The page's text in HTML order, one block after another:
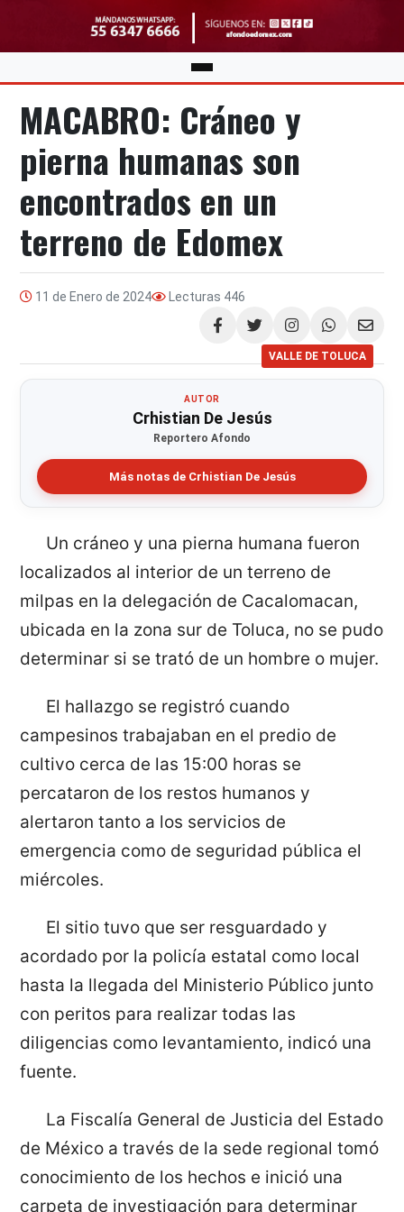
MACABRO: Cráneo y
pierna humanas son
encontrados en un
terreno de Edomex
11 de Enero de 2024 Lecturas 446
Compartir
VALLE DE TOLUCA
AUTOR
Crhistian De Jesús
Reportero Afondo
Más notas de Crhistian De Jesús
Un cráneo y una pierna humana fueron
localizados al interior de un terreno de
milpas en la delegación de Cacalomacan,
ubicada en la zona sur de Toluca, no se pudo
determinar si se trató de un hombre o mujer.
El hallazgo se registró cuando
campesinos trabajaban en el predio de
cultivo cerca de las 15:00 horas se
percataron de los restos humanos y
alertaron tanto a los servicios de
emergencia como de seguridad pública el
miércoles.
El sitio tuvo que ser resguardado y
acordado por la policía estatal como local
hasta la llegada del Ministerio Público junto
con peritos para realizar todas las
diligencias como levantamiento, indicó una
fuente.
La Fiscalía General de Justicia del Estado
de México a través de la sede regional tomó
conocimiento de los hechos e inició una
carpeta de investigación para determinar